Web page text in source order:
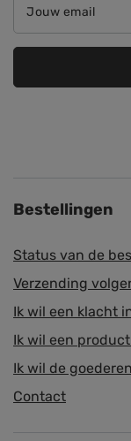
Jouw email
Bestellingen
Status van de
Verzending
Ik wil een klacht
Ik wil een
Ik wil de
Contact